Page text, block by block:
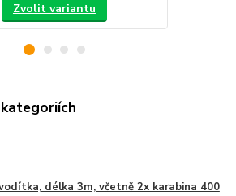
Zvolit variantu
délka 3m, včetně 2x karabina 400